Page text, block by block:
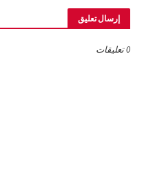
إرسال تعليق
0 تعليقات